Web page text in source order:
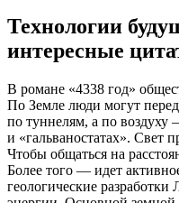
Технологии
интересные
В романе «4338 год»
По Земле люди могут
по туннелям, а по воздуху
и «гальваностатах». Свет
Чтобы общаться на
Более того — идет
геологические